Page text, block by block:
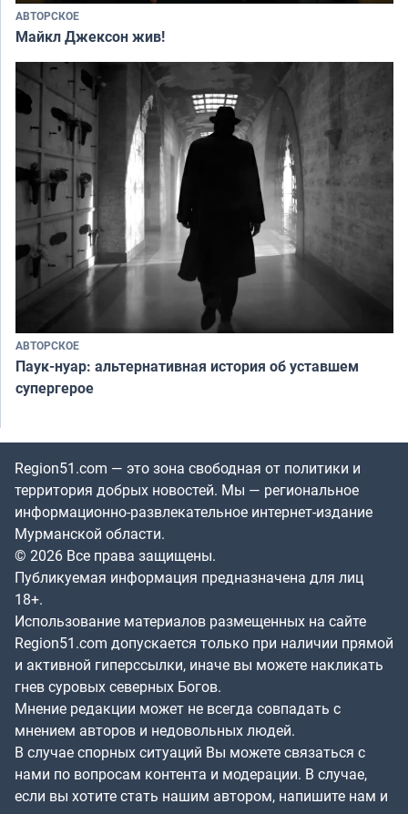
АВТОРСКОЕ
Майкл Джексон жив!
АВТОРСКОЕ
Паук-нуар: альтернативная история об уставшем
супергерое
Region51.com — это зона свободная от политики и
территория добрых новостей. Мы — региональное
информационно-развлекательное интернет-издание
Мурманской области.
© 2026 Все права защищены.
Публикуемая информация предназначена для лиц
18+.
Использование материалов размещенных на сайте
Region51.com допускается только при наличии прямой
и активной гиперссылки, иначе вы можете накликать
гнев суровых северных Богов.
Мнение редакции может не всегда совпадать с
мнением авторов и недовольных людей.
В случае спорных ситуаций Вы можете связаться с
нами по вопросам контента и модерации. В случае,
если вы хотите стать нашим автором, напишите нам и